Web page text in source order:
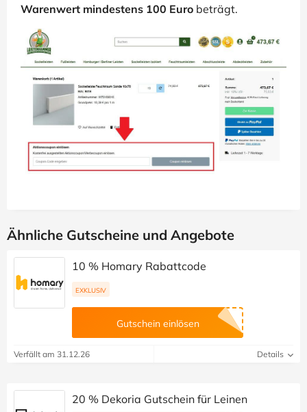
Warenwert mindestens 100 Euro beträgt.
Ähnliche Gutscheine und Angebote
10 % Homary Rabattcode
EXKLUSIV
Gutschein einlösen
Verfällt am 31.12.26 Details
20 % Dekoria Gutschein für Leinen